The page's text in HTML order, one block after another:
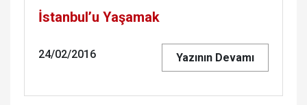
İstanbul’u Yaşamak
24/02/2016 Yazının Devamı